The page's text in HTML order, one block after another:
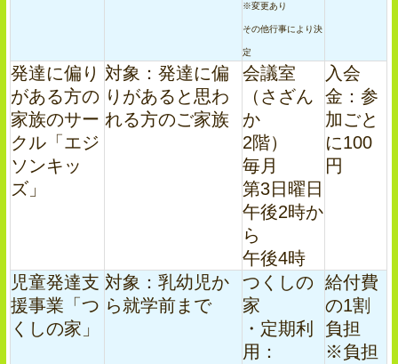
※変更あり
その他行事により決
定
発達に偏り
がある方の
家族のサー
クル「エジ
ソンキッ
ズ」
対象：発達に偏
りがあると思わ
れる方のご家族
会議室
（さざん
か
2階）
毎月
第3日曜日
午後2時か
ら
午後4時
入会
金：参
加ごと
に100
円
児童発達支
援事業「つ
くしの家」
対象：乳幼児か
ら就学前まで
つくしの
家
・定期利
用：
給付費
の1割
負担
※負担